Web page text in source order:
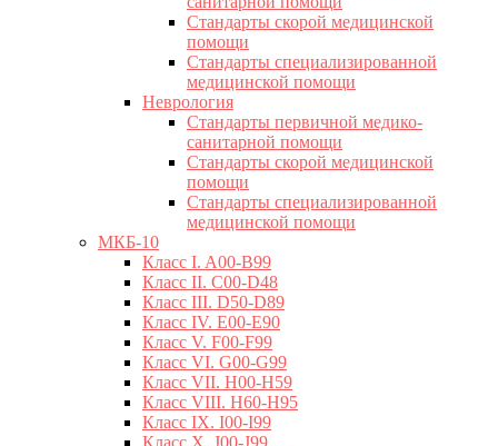
Стандарты скорой медицинской
помощи
Стандарты специализированной
медицинской помощи
Неврология
Стандарты первичной медико-
санитарной помощи
Стандарты скорой медицинской
помощи
Стандарты специализированной
медицинской помощи
МКБ-10
Класс I. A00-B99
Класс II. C00-D48
Класс III. D50-D89
Класс IV. E00-E90
Класс V. F00-F99
Класс VI. G00-G99
Класс VII. H00-H59
Класс VIII. H60-H95
Класс IX. I00-I99
Класс X. J00-J99